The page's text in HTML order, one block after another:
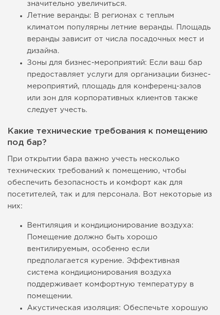
значительно увеличиться.
Летние веранды: В регионах с теплым
климатом популярны летние веранды. Площадь
веранды зависит от числа посадочных мест и
дизайна.
Зоны для бизнес-мероприятий: Если ваш бар
предоставляет услуги для организации бизнес-
мероприятий, площадь для конференц-залов
или зон для корпоративных клиентов также
следует учесть.
Какие технические требования к помещению
под бар?
При открытии бара важно учесть несколько
технических требований к помещению, чтобы
обеспечить безопасность и комфорт как для
посетителей, так и для персонала. Вот некоторые из
них:
Вентиляция и кондиционирование воздуха:
Помещение должно быть хорошо
вентилируемым, особенно если
предполагается курение. Эффективная
система кондиционирования воздуха
поддерживает комфортную температуру в
помещении.
Акустическая изоляция: Обеспечьте хорошую